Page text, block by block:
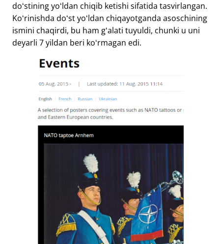
doʻstining yoʻldan chiqib ketishi sifatida tasvirlangan.
Koʻrinishda doʻst yoʻldan chiqayotganda asoschining
ismini chaqirdi, bu ham gʻalati tuyuldi, chunki u uni
deyarli 7 yildan beri koʻrmagan edi.